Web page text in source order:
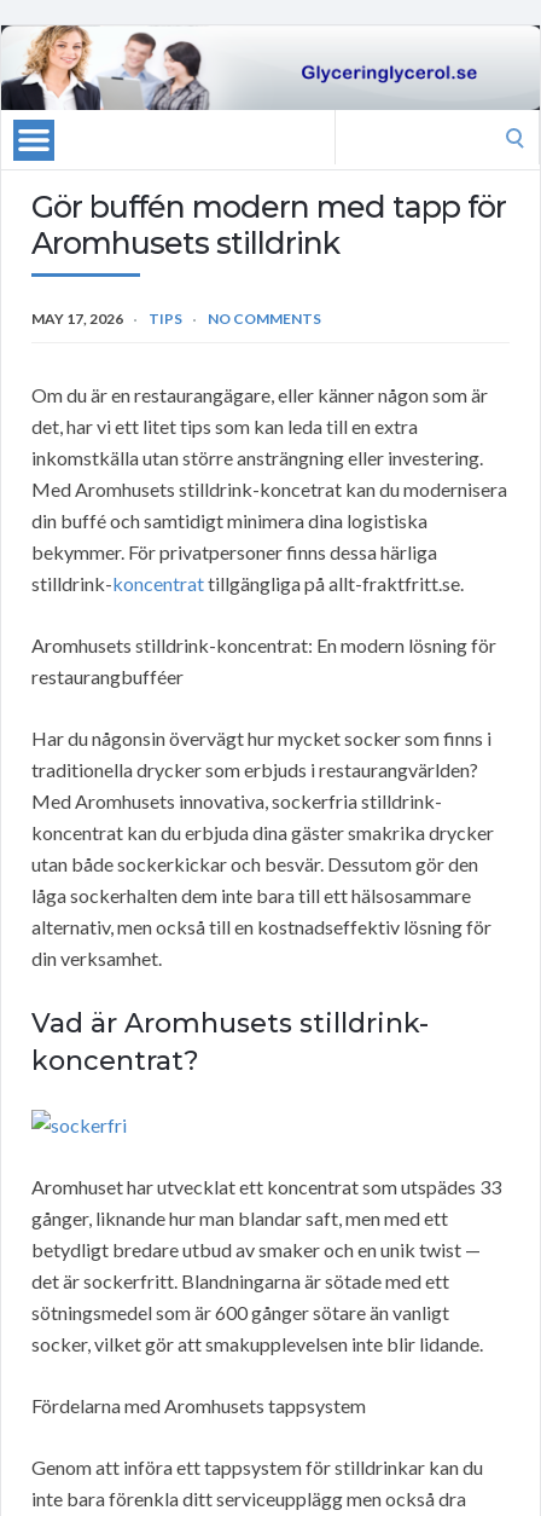
Gör buffén modern med tapp för
Aromhusets stilldrink
MAY 17, 2026 TIPS NO COMMENTS
Om du är en restaurangägare, eller känner någon som är
det, har vi ett litet tips som kan leda till en extra
inkomstkälla utan större ansträngning eller investering.
Med Aromhusets stilldrink-koncetrat kan du modernisera
din buffé och samtidigt minimera dina logistiska
bekymmer. För privatpersoner finns dessa härliga
stilldrink-koncentrattillgängliga på allt-fraktfritt.se.
Aromhusets stilldrink-koncentrat: En modern lösning för
restaurangbufféer
Har du någonsin övervägt hur mycket socker som finns i
traditionella drycker som erbjuds i restaurangvärlden?
Med Aromhusets innovativa, sockerfria stilldrink-
koncentrat kan du erbjuda dina gäster smakrika drycker
utan både sockerkickar och besvär. Dessutom gör den
låga sockerhalten dem inte bara till ett hälsosammare
alternativ, men också till en kostnadseffektiv lösning för
din verksamhet.
Vad är Aromhusets stilldrink-
koncentrat?
Aromhuset har utvecklat ett koncentrat som utspädes 33
gånger, liknande hur man blandar saft, men med ett
betydligt bredare utbud av smaker och en unik twist —
det är sockerfritt. Blandningarna är sötade med ett
sötningsmedel som är 600 gånger sötare än vanligt
socker, vilket gör att smakupplevelsen inte blir lidande.
Fördelarna med Aromhusets tappsystem
Genom att införa ett tappsystem för stilldrinkar kan du
inte bara förenkla ditt serviceupplägg men också dra